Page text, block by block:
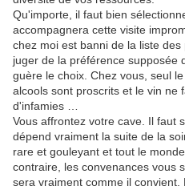
Qu'importe, il faut bien
accompagnera cette visite
chez moi est banni de la liste
juger de la préférence supposée
guère le choix. Chez vous, seul
alcools sont proscrits et le vin ne
d'infamies …
Vous affrontez votre cave. Il faut
dépend vraiment la suite de la
rare et gouleyant et tout le
contraire, les convenances vous
sera vraiment comme il